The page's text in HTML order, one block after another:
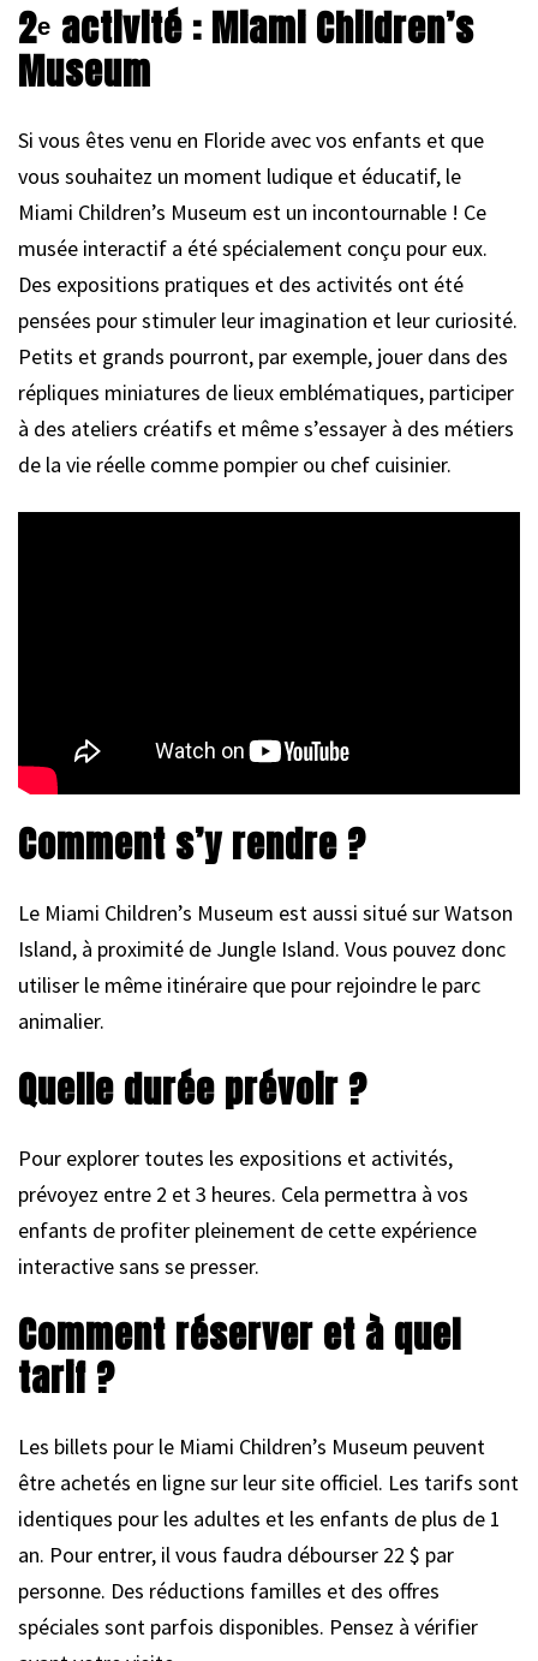
2ᵉ activité : Miami Children’s
Museum
Si vous êtes venu en Floride avec vos enfants et que
vous souhaitez un moment ludique et éducatif, le
Miami Children’s Museum est un incontournable ! Ce
musée interactif a été spécialement conçu pour eux.
Des expositions pratiques et des activités ont été
pensées pour stimuler leur imagination et leur curiosité.
Petits et grands pourront, par exemple, jouer dans des
répliques miniatures de lieux emblématiques, participer
à des ateliers créatifs et même s’essayer à des métiers
de la vie réelle comme pompier ou chef cuisinier.
Comment s’y rendre ?
Le Miami Children’s Museum est aussi situé sur Watson
Island, à proximité de Jungle Island. Vous pouvez donc
utiliser le même itinéraire que pour rejoindre le parc
animalier.
Quelle durée prévoir ?
Pour explorer toutes les expositions et activités,
prévoyez entre 2 et 3 heures. Cela permettra à vos
enfants de profiter pleinement de cette expérience
interactive sans se presser.
Comment réserver et à quel
tarif ?
Les billets pour le Miami Children’s Museum peuvent
être achetés en ligne sur leur site officiel. Les tarifs sont
identiques pour les adultes et les enfants de plus de 1
an. Pour entrer, il vous faudra débourser 22 $ par
personne. Des réductions familles et des offres
spéciales sont parfois disponibles. Pensez à vérifier